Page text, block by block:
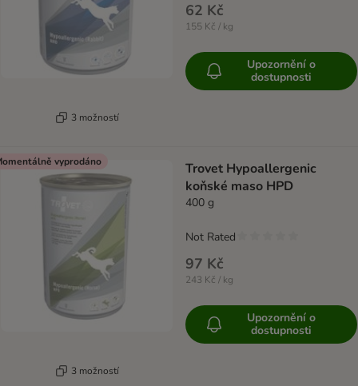
3 možností
62 Kč
155 Kč / kg
Upozornění o
dostupnosti
vyprodáno
3 možností
Trovet Hypoallergenic
koňské maso HPD
400 g
97 Kč
243 Kč / kg
Not Rated
Upozornění o
dostupnosti